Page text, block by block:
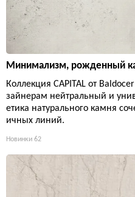
Минимализм, рожденный
Коллекция CAPITAL от
зайнерам нейтральный и
етика натурального камня
ичных линий.
Новинки 62